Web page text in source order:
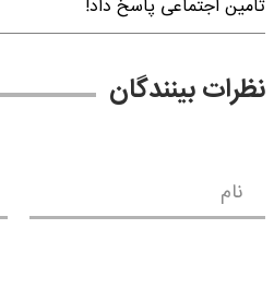
تامین اجتماعی پاسخ داد!
نظرات بینندگان
نام